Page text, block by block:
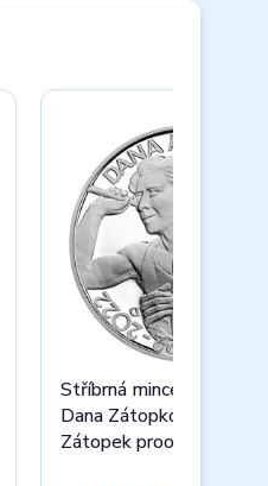
Stříbrná mince 200 Kč
Dana Zátopková, Emil
Zátopek proof